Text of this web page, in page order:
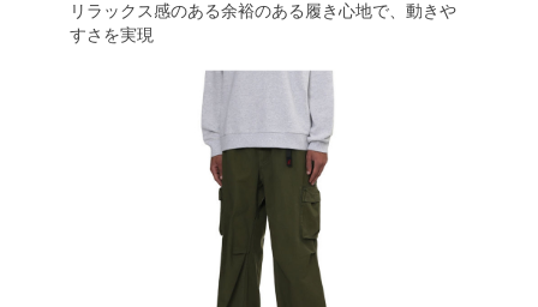
リラックス感のある余裕のある履き心地で、動きや
すさを実現